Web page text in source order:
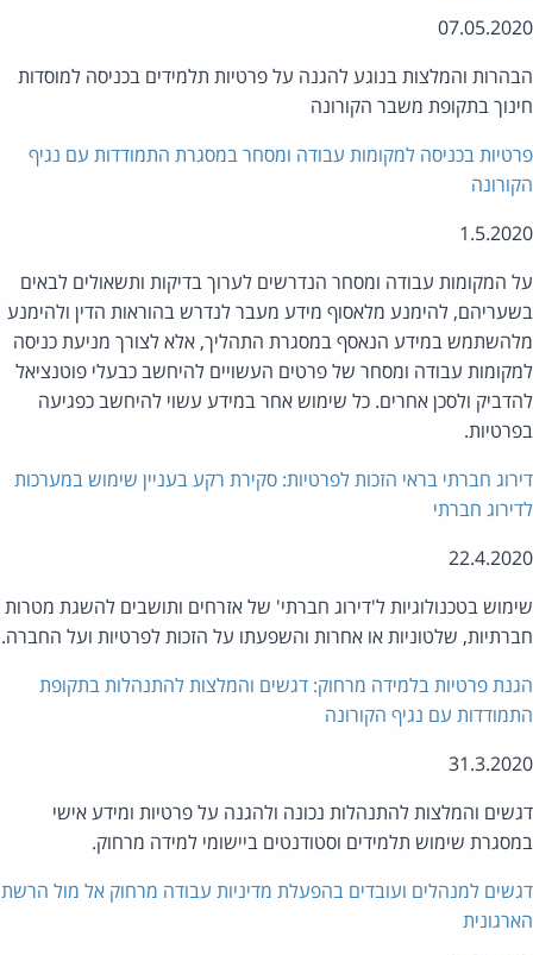
והמלצות בנוגע להגנה על פרטיות תלמידים בכניסה למוסדות
בתקופת משבר הקורונה
בכניסה למקומות עבודה ומסחר במסגרת התמודדות עם נגיף
המקומות עבודה ומסחר הנדרשים לערוך בדיקות ותשאולים לבאים
להימנע מלאסוף מידע מעבר לנדרש בהוראות הדין ולהימנע
במידע הנאסף במסגרת התהליך, אלא לצורך מניעת כניסה
עבודה ומסחר של פרטים העשויים להיחשב כבעלי פוטנציאל
ולסכן אחרים. כל שימוש אחר במידע עשוי להיחשב כפגיעה
חברתי בראי הזכות לפרטיות: סקירת רקע בעניין שימוש במערכות
חברתי
בטכנולוגיות ל'דירוג חברתי' של אזרחים ותושבים להשגת מטרות
שלטוניות או אחרות והשפעתו על הזכות לפרטיות ועל החברה.
פרטיות בלמידה מרחוק: דגשים והמלצות להתנהלות בתקופת
עם נגיף הקורונה
והמלצות להתנהלות נכונה ולהגנה על פרטיות ומידע אישי
שימוש תלמידים וסטודנטים ביישומי למידה מרחוק.
למנהלים ועובדים בהפעלת מדיניות עבודה מרחוק אל מול הרשת